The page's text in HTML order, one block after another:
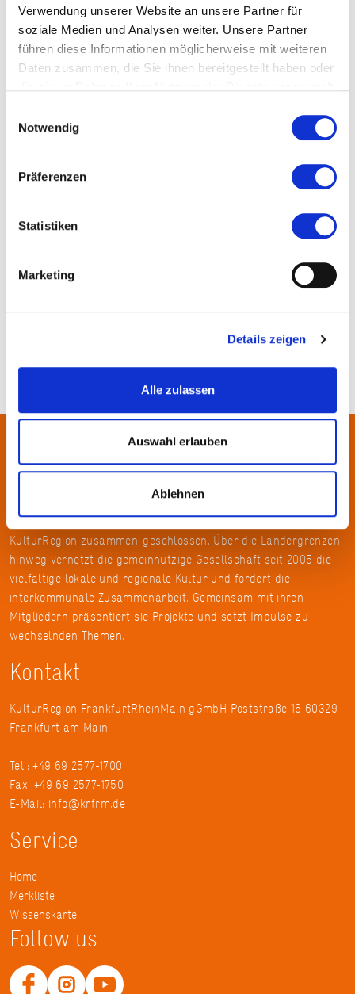
Verwendung unserer Website an unsere Partner für
soziale Medien und Analysen weiter. Unsere Partner
führen diese Informationen möglicherweise mit weiteren
Daten zusammen, die Sie ihnen bereitgestellt haben oder
Notwendig
Präferenzen
Statistiken
Marketing
Details zeigen
Alle zulassen
Auswahl erlauben
Ablehnen
Stand: 2015
#Lokaler Routenführer Frankfurt am Main
Ort und Anfahrt
Bahnhof Frankfurt-Höchst
Über uns
In der Metropolregion FrankfurtRheinMain haben sich rund 50
Landkreise, Städte, Gemeinden und der Regionalverband zur
KulturRegion zusammen-geschlossen. Über die Ländergrenzen
hinweg vernetzt die gemeinnützige Gesellschaft seit 2005 die
vielfältige lokale und regionale Kultur und fördert die
interkommunale Zusammenarbeit. Gemeinsam mit ihren
Mitgliedern präsentiert sie Projekte und setzt Impulse zu
wechselnden Themen.
Kontakt
KulturRegion FrankfurtRheinMain gGmbH Poststraße 16 60329
Frankfurt am Main
Tel.: +49 69 2577-1700
Fax: +49 69 2577-1750
E-Mail: info@krfrm.de
Service
Home
Merkliste
Wissenskarte
Follow us